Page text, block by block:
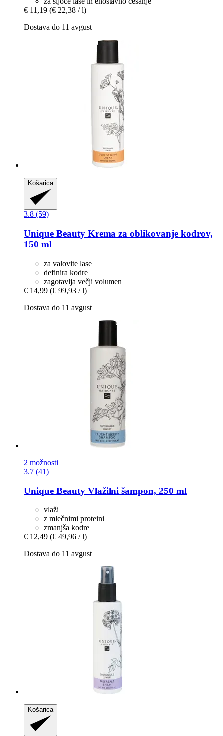
€ 11,19 (€ 22,38 / l)
Dostava do 11 avgust
Košarica
3.8 (59)
Unique Beauty Krema za oblikovanje kodrov,
150 ml
za valovite lase
definira kodre
zagotavlja večji volumen
€ 14,99 (€ 99,93 / l)
Dostava do 11 avgust
2 možnosti
3.7 (41)
Unique Beauty Vlažilni šampon, 250 ml
vlaži
z mlečnimi proteini
zmanjša kodre
€ 12,49 (€ 49,96 / l)
Dostava do 11 avgust
Košarica